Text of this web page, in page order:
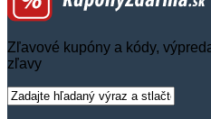
Zľavové kupóny a kódy,
zľavy